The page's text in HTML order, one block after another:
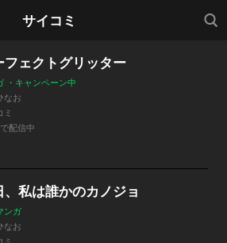
サイコミ
検索
フェクトグリッター
・キャンペーン中
なお
ミ
配信中
、私は誰かのカノジョ
ンガ
なお